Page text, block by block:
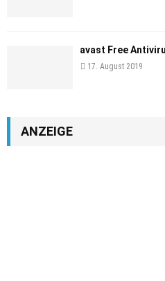
avast Free
17. August 2019
ANZEIGE